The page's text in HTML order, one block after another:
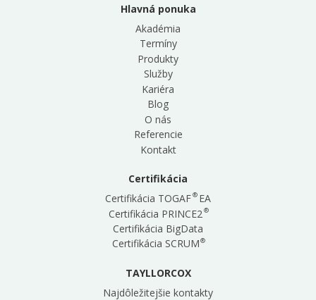
Hlavná ponuka
Akadémia
Termíny
Produkty
Služby
Kariéra
Blog
O nás
Referencie
Kontakt
Certifikácia
Certifikácia TOGAF®EA
Certifikácia PRINCE2 ®
Certifikácia BigData
Certifikácia SCRUM®
TAYLLORCOX
Najdôležitejšie kontakty